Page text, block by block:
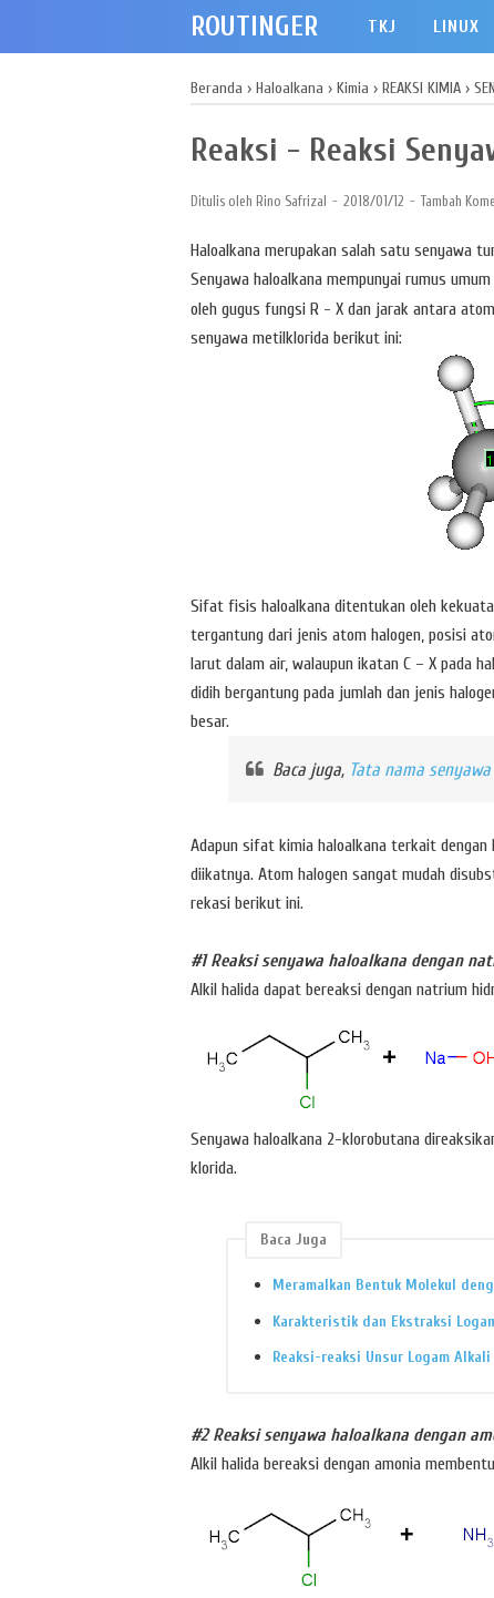
ROUTINGER TKJ LINUX
Beranda › Haloalkana › Kimia › REAKSI KIMIA ›
Reaksi - Reaksi
Ditulis oleh Rino Safrizal 2018/01/12 Tambah
Haloalkana merupakan salah satu senyawa
Senyawa haloalkana mempunyai rumus umum
oleh gugus fungsi R - X dan jarak antara
senyawa metilklorida berikut ini:
Sifat fisis haloalkana ditentukan oleh
tergantung dari jenis atom halogen, posisi
larut dalam air, walaupun ikatan C – X pada
didih bergantung pada jumlah dan jenis
besar.
Baca juga, Tata nama
Adapun sifat kimia haloalkana terkait
diikatnya. Atom halogen sangat mudah
rekasi berikut ini.
#1 Reaksi senyawa haloalkana dengan
Alkil halida dapat bereaksi dengan natrium
Senyawa haloalkana 2-klorobutana
klorida.
Baca Juga
Meramalkan Bentuk Molekul
Karakteristik dan Ekstraksi
Reaksi-reaksi Unsur Logam Alkali
#2 Reaksi senyawa haloalkana dengan
Alkil halida bereaksi dengan amonia